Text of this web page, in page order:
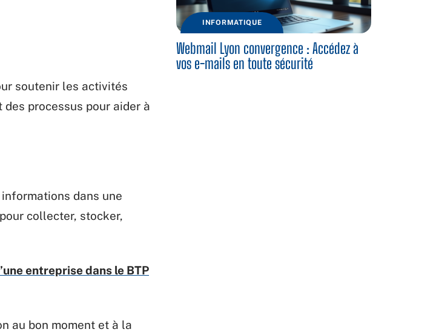
soutenir les activités
processus pour aider à
dans une
collecter, stocker,
entreprise dans le BTP
au bon moment et à la
INFORMATIQUE
Webmail Lyon convergence : Accédez à
vos e-mails en toute sécurité